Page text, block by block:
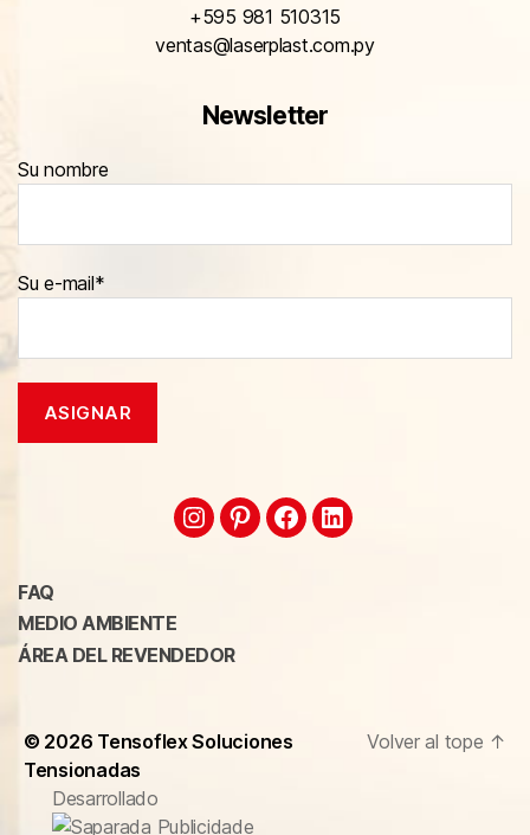
+595 981 510315
ventas@laserplast.com.py
Newsletter
Su nombre
Su e-mail*
FAQ
MEDIO AMBIENTE
ÁREA DEL REVENDEDOR
© 2026 Tensoflex Soluciones
Tensionadas
Desarrollado
Volver al tope ↑